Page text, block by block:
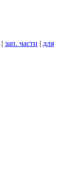
| зап. части | для